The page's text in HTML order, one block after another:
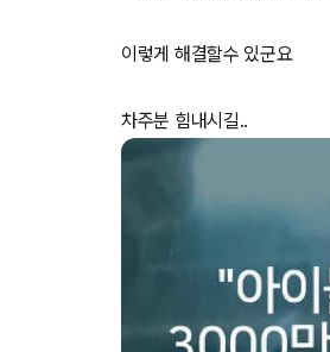
이렇게 해결할수 있군요
차주분 힘내시길..